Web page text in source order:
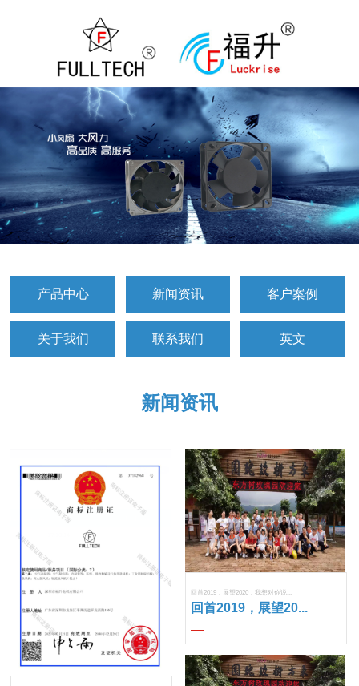
产品中心 新闻资讯 客户案例
关于我们 联系我们 英文
新闻资讯
回首2019，展望2020，我想对你说...
回首2019，展望20...